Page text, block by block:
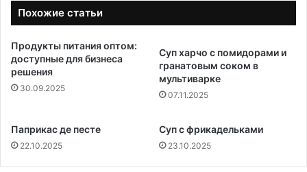
Похожие статьи
Продукты питания оптом:
доступные для бизнеса
решения
30.09.2025
Суп харчо с помидорами и
гранатовым соком в
мультиварке
07.11.2025
Паприкас де песте
22.10.2025
Суп с фрикадельками
23.10.2025